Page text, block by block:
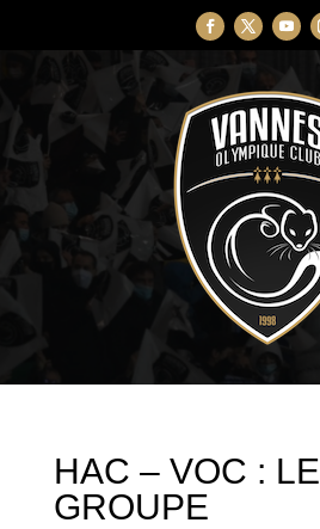
HAC – VOC : LE
GROUPE